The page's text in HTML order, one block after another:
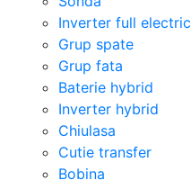
Inverter full electric
Grup spate
Grup fata
Baterie hybrid
Inverter hybrid
Chiulasa
Cutie transfer
Bobina